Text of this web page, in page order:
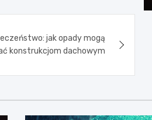
jak opady mogą
konstrukcjom dachowym